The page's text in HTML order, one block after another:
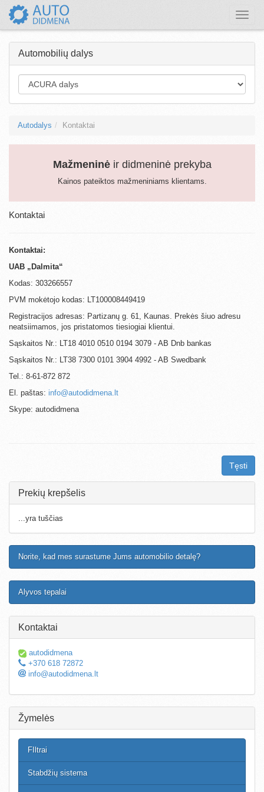
Toggle
Automobilių dalys
Autodalys Kontaktai
Mažmeninėir didmeninė prekyba
Kainos pateiktos mažmeniniams klientams.
Kontaktai
Kontaktai:
UAB „Dalmita“
Kodas: 303266557
PVM mokėtojo kodas: LT100008449419
Registracijos adresas: Partizanų g. 61, Kaunas. Prekės šiuo adresu
neatsiimamos, jos pristatomos tiesiogiai klientui.
Sąskaitos Nr.: LT18 4010 0510 0194 3079 - AB Dnb bankas
Sąskaitos Nr.: LT38 7300 0101 3904 4992 - AB Swedbank
Tel.: 8-61-872 872
El. paštas: info@autodidmena.lt
Skype: autodidmena
Tęsti
Prekių krepšelis
...yra tuščias
Norite, kad mes surastume Jums automobilio detalę?
Alyvos tepalai
Kontaktai
autodidmena
+370 618 72872
info@autodidmena.lt
Žymelės
FIltrai
Stabdžių sistema